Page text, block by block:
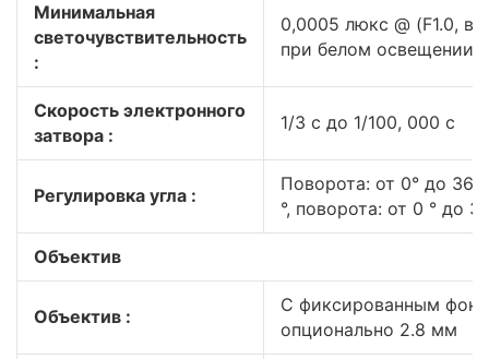
Минимальная
светочувствительность
:
0,0005 люкс @ (F1.0,
при белом освещении
Скорость электронного
затвора :
1/3 с до 1/100, 000 с
Регулировка угла :
Поворота: от 0° до
°, поворота: от 0 ° до
Объектив
Объектив :
C фиксированным
опционально 2.8 мм